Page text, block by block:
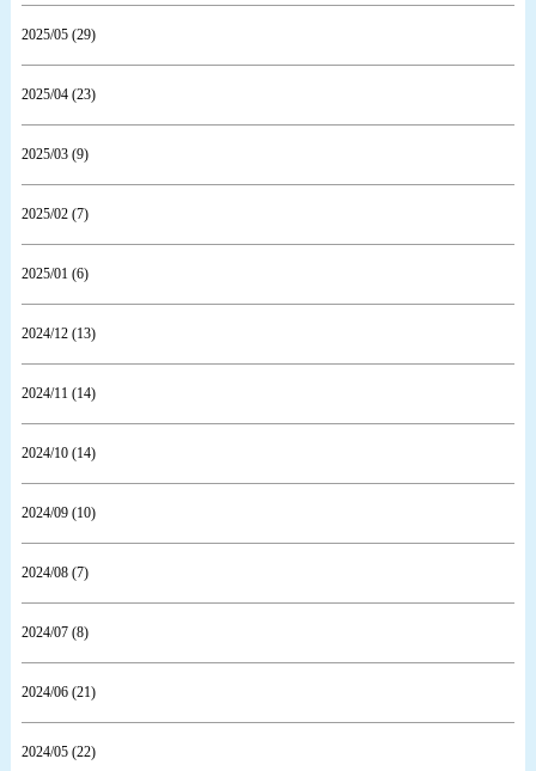
2025/05 (29)
2025/04 (23)
2025/03 (9)
2025/02 (7)
2025/01 (6)
2024/12 (13)
2024/11 (14)
2024/10 (14)
2024/09 (10)
2024/08 (7)
2024/07 (8)
2024/06 (21)
2024/05 (22)